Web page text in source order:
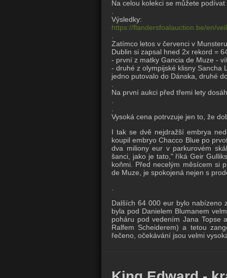
Na celou kolekci se můžete
Výsledky:
https://flandersfoalauction.be/en/
Zatímco letos v červenci v
Dublin si zapsal hned 2x rekord =
- první z matky Gancia de Muze -
- druhé z olympijské klisny Sancha
jedno putovalo do Dánska, druhé
Na první aukci před třemi lety
Vysoká cena potrvzuje jen to, že
I tak se dvě nejdražší embrya
koupil embryo Chacco Blue po
dva miliony eur v parkurovém
šanci, jako je tato," říká Geir
koňmi. Před necelým měsícem si
de Muze, je spokojená nejen s
Dalších 64 000 eur bylo nabízeno
byla pod Danielem Blumanem
poháru pod vedením Jana Topse
Ralfem Scheiderem) a tetou
řečeno, očekávání jsou velmi